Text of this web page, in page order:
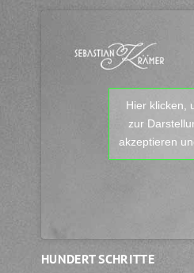
Hier klicken,
zur
akzeptieren
HUNDERT SCHRITTE